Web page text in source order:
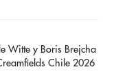
Witte y Boris Brejcha
Chile 2026